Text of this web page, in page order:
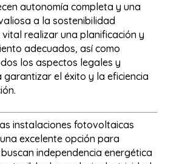
autonomía completa y una
a la sostenibilidad
vital realizar una planificación y
adecuados, así como
los aspectos legales y
garantizar el éxito y la eficiencia
instalaciones fotovoltaicas
excelente opción para
independencia energética